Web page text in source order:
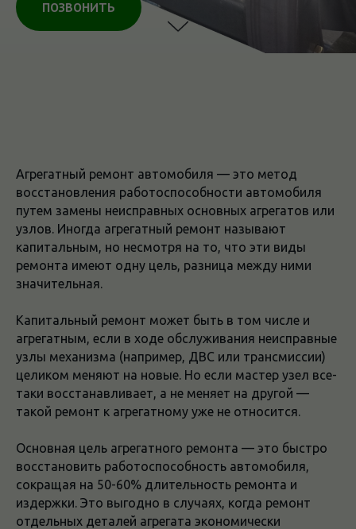
ПОЗВОНИТЬ
Агрегатный ремонт автомобиля — это метод
восстановления работоспособности автомобиля
путем замены неисправных основных агрегатов или
узлов. Иногда агрегатный ремонт называют
капитальным, но несмотря на то, что эти виды
ремонта имеют одну цель, разница между ними
значительная.
Капитальный ремонт может быть в том числе и
агрегатным, если в ходе обслуживания неисправные
узлы механизма (например, ДВС или трансмиссии)
целиком меняют на новые. Но если мастер узел все-
таки восстанавливает, а не меняет на другой —
такой ремонт к агрегатному уже не относится.
Основная цель агрегатного ремонта — это быстро
восстановить работоспособность автомобиля,
сокращая на 50-60% длительность ремонта и
издержки. Это выгодно в случаях, когда ремонт
отдельных деталей агрегата экономически